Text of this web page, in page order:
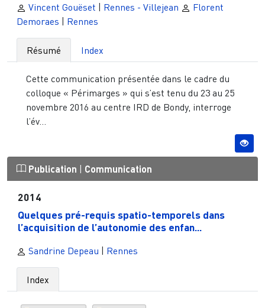
Vincent Gouëset | Rennes - Villejean
Florent
Demoraes | Rennes
Résumé Index
Cette communication présentée dans le cadre du
colloque « Périmarges » qui s’est tenu du 23 au 25
novembre 2016 au centre IRD de Bondy, interroge
l’év...
Publication | Communication
2014
Quelques pré-requis spatio-temporels dans
l’acquisition de l’autonomie des enfan...
Sandrine Depeau | Rennes
Index